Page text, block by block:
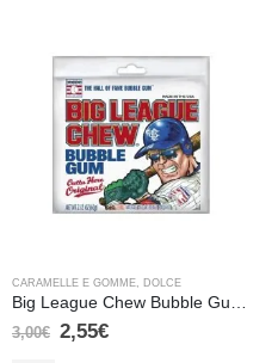
CARAMELLE E GOMME, DOLCE
Big League Chew Bubble Gum Original – 60 gr
3,00€ 2,55€